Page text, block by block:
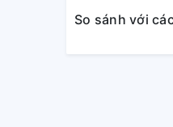
định và tiết kiệm
giúp máy hoạt
So sánh với